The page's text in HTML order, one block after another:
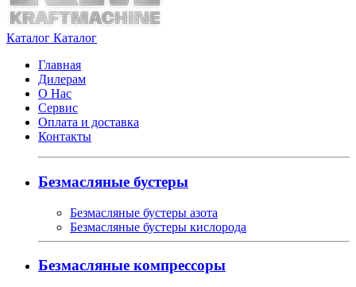
Каталог Каталог
Главная
Дилерам
О Нас
Сервис
Оплата и доставка
Контакты
Безмасляные бустеры
Безмасляные бустеры азота
Безмасляные бустеры кислорода
Безмасляные компрессоры